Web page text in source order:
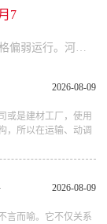
7
2026-08-09
是建材工厂，使用
所以在运输、动调
2026-08-09
而喻。它不仅关系